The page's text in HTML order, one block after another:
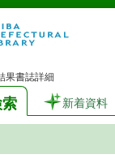
果書誌詳細
新着資料